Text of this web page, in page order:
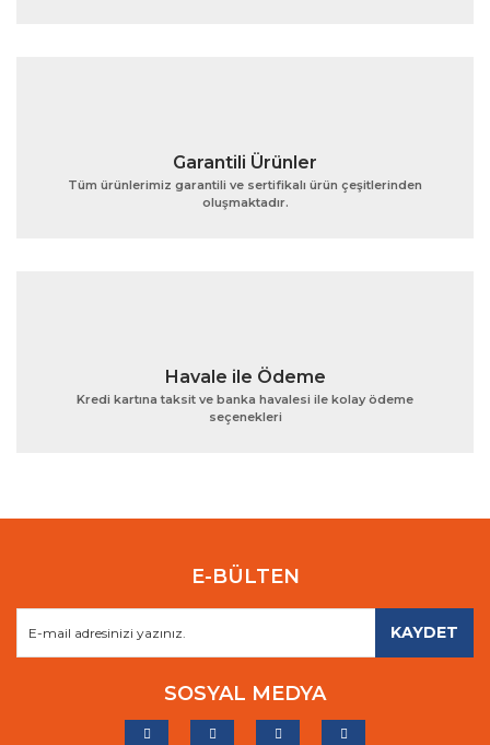
Gönder
Garantili Ürünler
Tüm ürünlerimiz garantili ve sertifikalı ürün çeşitlerinden
oluşmaktadır.
Havale ile Ödeme
Kredi kartına taksit ve banka havalesi ile kolay ödeme
seçenekleri
E-BÜLTEN
KAYDET
SOSYAL MEDYA